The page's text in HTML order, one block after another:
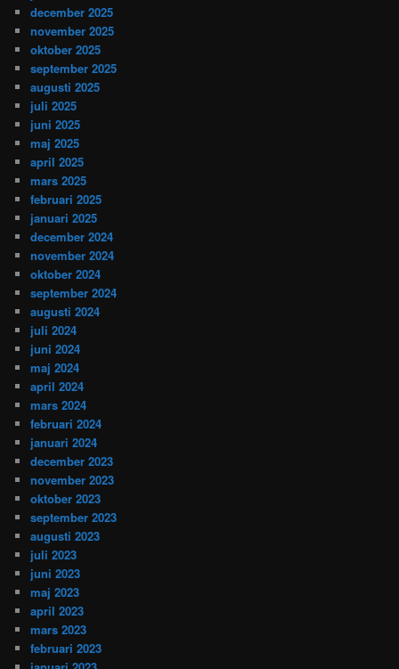
december 2025
november 2025
oktober 2025
september 2025
augusti 2025
juli 2025
juni 2025
maj 2025
april 2025
mars 2025
februari 2025
januari 2025
december 2024
november 2024
oktober 2024
september 2024
augusti 2024
juli 2024
juni 2024
maj 2024
april 2024
mars 2024
februari 2024
januari 2024
december 2023
november 2023
oktober 2023
september 2023
augusti 2023
juli 2023
juni 2023
maj 2023
april 2023
mars 2023
februari 2023